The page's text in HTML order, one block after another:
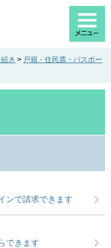
き > 戸籍・住民票・パスポー
ンで請求できます
できます